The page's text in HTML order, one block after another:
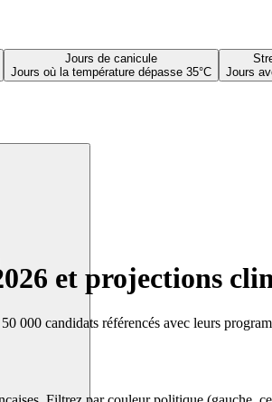
Jours de canicule
Jours où la température dépasse 35°C
Jours
et projections
000 candidats référencés avec leurs